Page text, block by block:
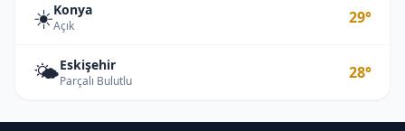
☀️Konya
Açık 29°
🌤️Eskişehir
Parçalı Bulutlu 28°